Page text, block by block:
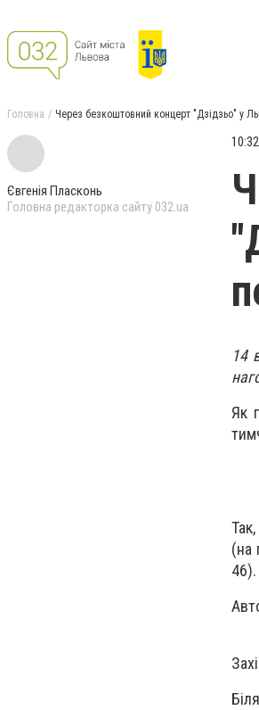
Головна Через безкоштовний концерт "Дзідзьо" у
Євгенія Пласконь
Головна редакторка сайту 032.ua
14
Як
(на
46).